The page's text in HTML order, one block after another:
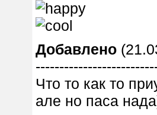
Добавлено
Что то как то
але но паса